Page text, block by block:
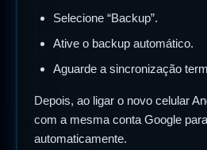
Selecione “Backup”.
Ative o backup automático.
Aguarde a sincronização
Depois, ao ligar o novo celular
com a mesma conta Google
automaticamente.